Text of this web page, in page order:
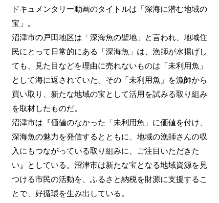
ドキュメンタリー動画のタイトルは「深海に潜む地域の
宝」。
沼津市の戸田地区は「深海魚の聖地」と言われ、地域住
民にとって日常的にある「深海魚」は、漁師が水揚げし
ても、見た目などを理由に売れないものは「未利用魚」
として海に返されていた。その「未利用魚」を漁師から
買い取り、新たな地域の宝として活用を試みる取り組み
を取材したものだ。
沼津市は『価値のなかった「未利用魚」に価値を付け、
深海魚の魅力を発信するとともに、地域の漁師さんの収
入にもつながっている取り組みに、ご注目いただきた
い』としている。沼津市は新たな宝となる地域資源を見
つける市民の活動を、ふるさと納税を財源に支援するこ
とで、好循環を生み出している。